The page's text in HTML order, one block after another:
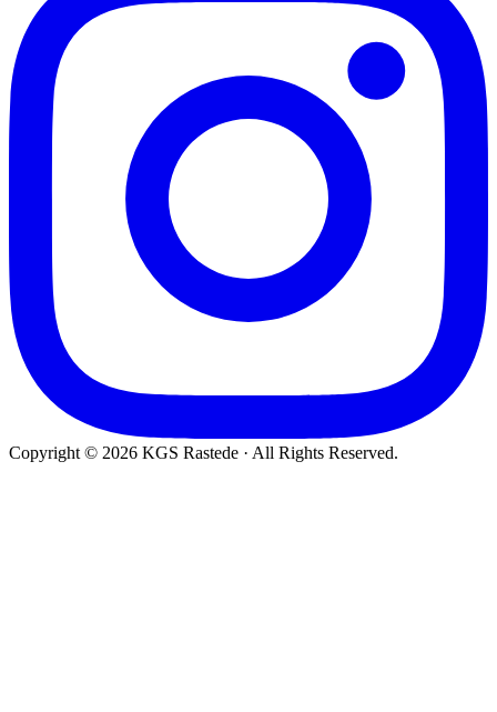
Copyright © 2026 KGS Rastede · All Rights Reserved.